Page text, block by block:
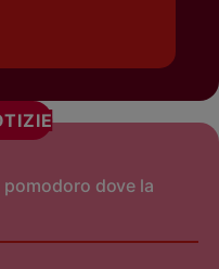
pomodoro dove la